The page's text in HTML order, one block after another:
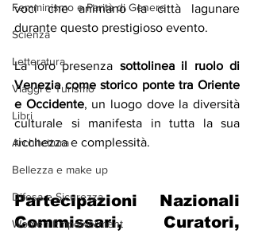
Femminismo e Parità di Genere
Scienza
Letteratura
Viaggi e Turismo
Libri
Architettura
Bellezza e make up
Difesa e Sicurezza
Women Empowerment
voci che animano la città lagunare
durante questo prestigioso evento.
La loro presenza sottolinea il ruolo di
Venezia come storico ponte tra Oriente
e Occidente, un luogo dove la diversità
culturale si manifesta in tutta la sua
ricchezza e complessità.
Partecipazioni Nazionali
Commissari, Curatori,